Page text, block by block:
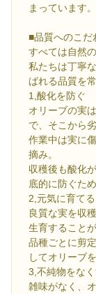
まっています。
■品質へのこだ
すべては自然
私たちは丁寧
ばれる品質を
1,酸化を防ぐ
オリーブの実
で、そこから
作業中は実に
摘み。
収穫後も酸化
底的に防ぐた
2,元気に育てる
良質な実を収
生育すること
品種ごとに剪
してオリーブ
3,不純物をな
雑味がなく、